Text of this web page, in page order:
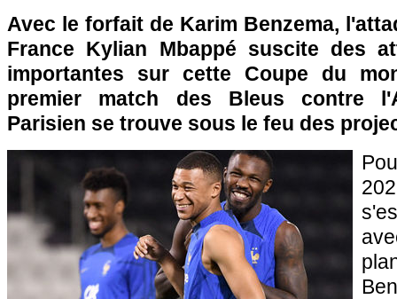
Avec le forfait de Karim Benzema,
France Kylian Mbappé suscite des
importantes sur cette Coupe du
premier match des Bleus contre
Parisien se trouve sous le feu des